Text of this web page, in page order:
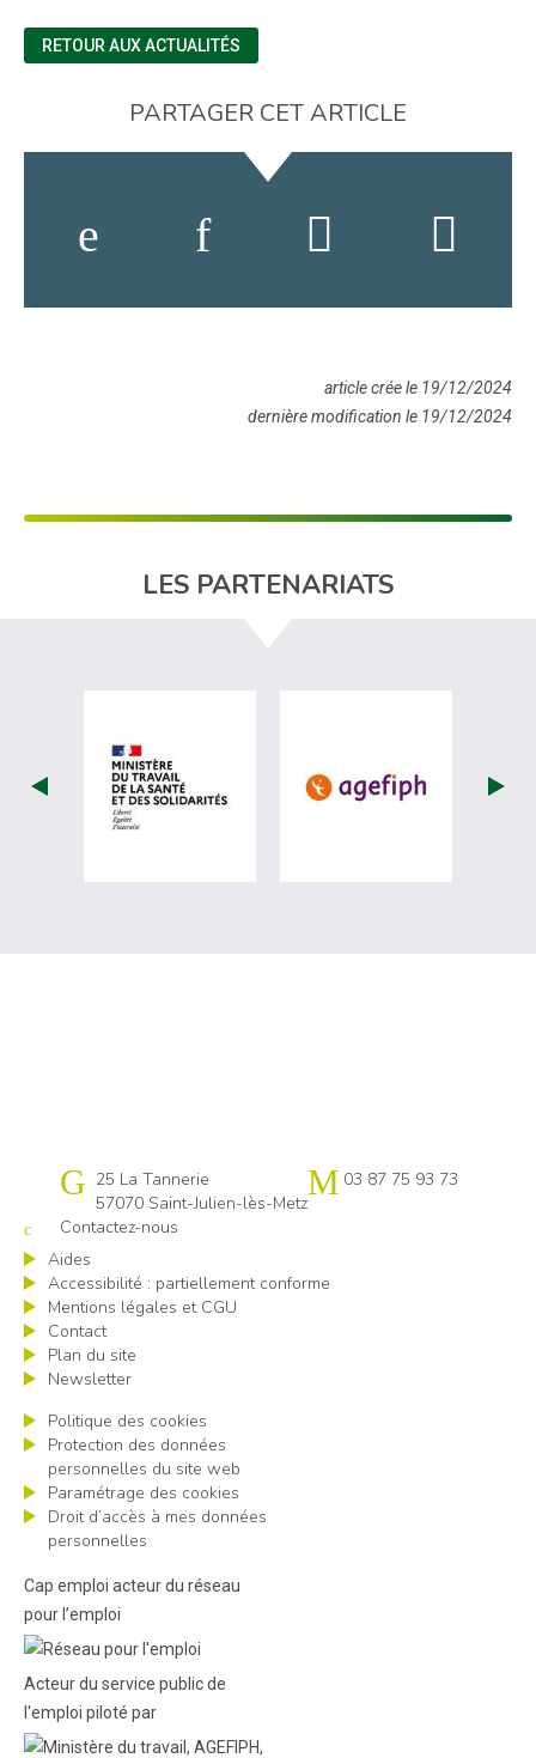
RETOUR AUX ACTUALITÉS
PARTAGER CET ARTICLE
article crée le 19/12/2024
dernière modification le 19/12/2024
LES PARTENARIATS
visiter les site de Ministère du travail
visiter les
Cap emploi 57
25 La Tannerie
57070 Saint-Julien-lès-Metz
03 87 75 93 73
Contactez-nous
Aides
Accessibilité : partiellement conforme
Mentions légales et CGU
Contact
Plan du site
Newsletter
Politique des cookies
Protection des données
personnelles du site web
Paramétrage des cookies
Droit d’accès à mes données
personnelles
Cap emploi acteur du réseau
pour l’emploi
Acteur du service public de
l'emploi piloté par